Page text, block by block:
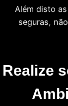
Além disto
seguras,
Realize